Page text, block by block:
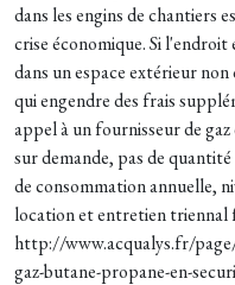
dans les engins de chantiers
crise économique. Si
dans un espace extérieur
qui engendre des frais
appel à un fournisseur de
sur demande, pas de
de consommation annuelle,
location et entretien triennal
http://www.acqualys.fr/
gaz-butane-propane-en-